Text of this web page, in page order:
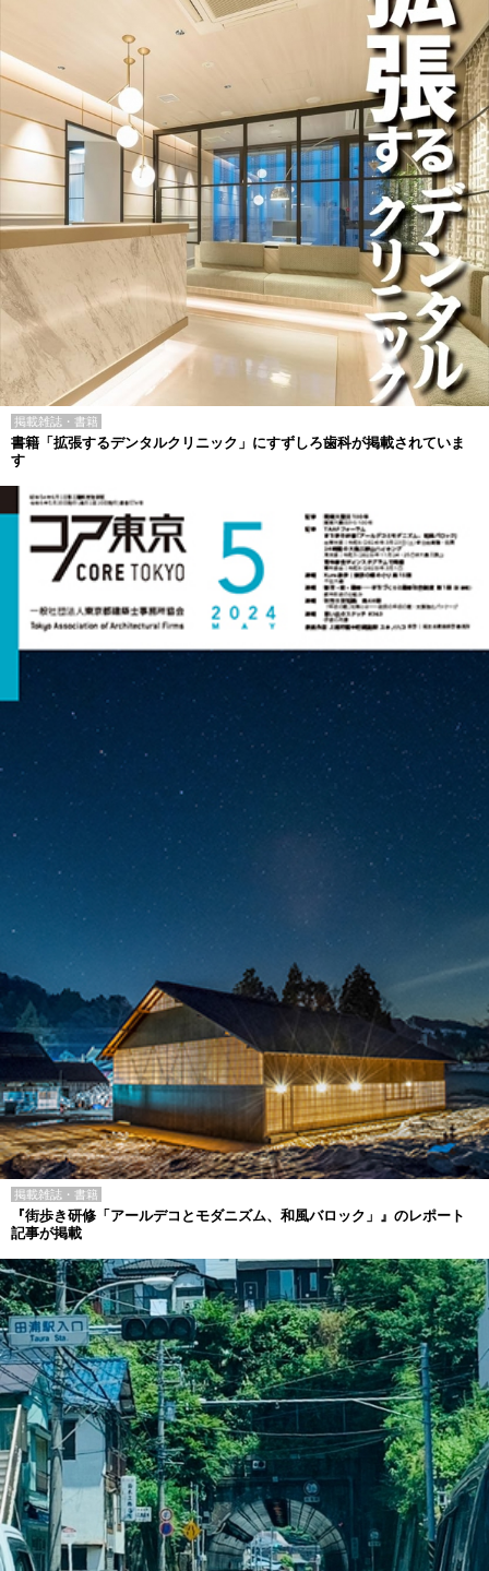
掲載雑誌・書籍
書籍「拡張するデンタルクリニック」にすずしろ歯科が掲載されていま
す
掲載雑誌・書籍
『街歩き研修「アールデコとモダニズム、和風バロック」』のレポート
記事が掲載